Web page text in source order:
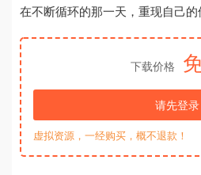
在不断循环的那一天，重现自己的
下载价格
请先登录
虚拟资源，一经购买，概不退款！